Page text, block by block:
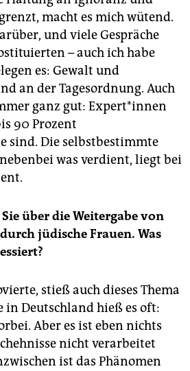
macht es mich wütend.
und viele Gespräche
– auch ich habe
es: Gewalt und
an der Tagesordnung. Auch
ganz gut: Expert*innen
90 Prozent
sind. Die selbstbestimmte
was verdient, liegt bei
über die Weitergabe von
jüdische Frauen. Was
stieß auch dieses Thema
in Deutschland hieß es oft:
Aber es ist eben nichts
nicht verarbeitet
ist das Phänomen